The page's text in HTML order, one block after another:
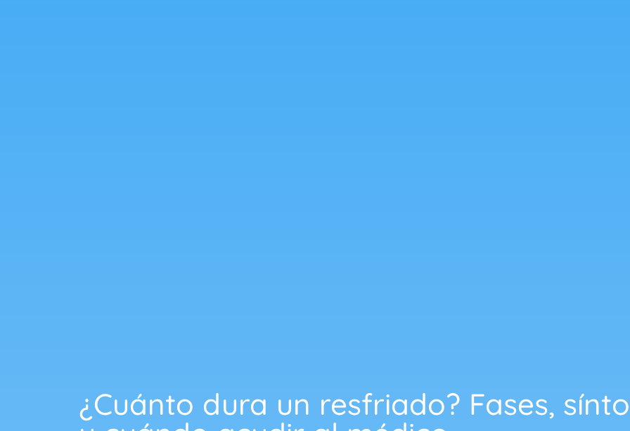
¿Cuánto dura un resfriado? Fases,